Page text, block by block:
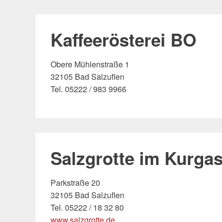
Kaffeerösterei BO
Obere Mühlenstraße 1
32105 Bad Salzuflen
Tel. 05222 / 983 9966
Salzgrotte im
Parkstraße 20
32105 Bad Salzuflen
Tel. 05222 / 18 32 80